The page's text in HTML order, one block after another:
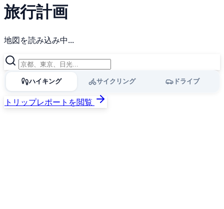
旅行計画
地図を読み込み中...
ハイキング サイクリング ドライブ
トリップレポートを閲覧